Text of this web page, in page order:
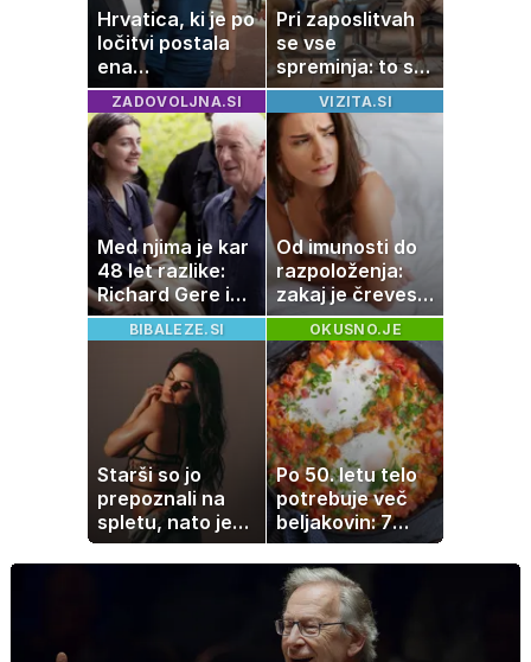
Hrvatica, ki je po
ločitvi postala
ena
najbogatejših
ločenk na svetu
Pri zaposlitvah
se vse
spreminja: to so
veščine, ki vam
lahko prinesejo
višjo plačo
ZADOVOLJNA.SI
Med njima je kar
48 let razlike:
Richard Gere in
mlada soigralka
ujeta v prisrčnih
trenutkih
VIZITA.SI
Od imunosti do
razpoloženja:
zakaj je črevesje
v središču
pozornosti
BIBALEZE.SI
Starši so jo
prepoznali na
spletu, nato je
ostala brez
službe
OKUSNO.JE
Po 50. letu telo
potrebuje več
beljakovin: 7
okusnih
receptov za
vsak dan